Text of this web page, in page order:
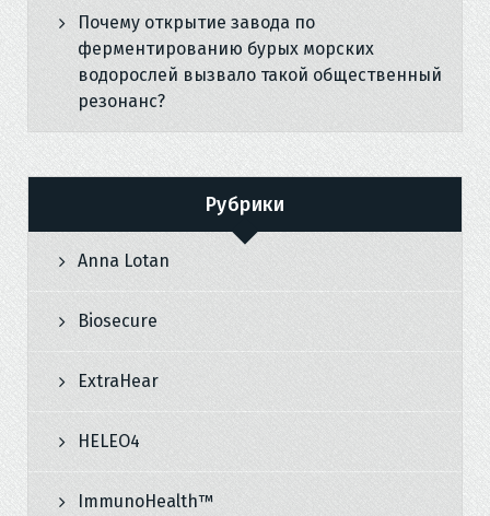
Почему открытие завода по
ферментированию бурых морских
водорослей вызвало такой общественный
резонанс?
Рубрики
Anna Lotan
Biosecure
ExtraHear
HELEO4
ImmunoHealth™